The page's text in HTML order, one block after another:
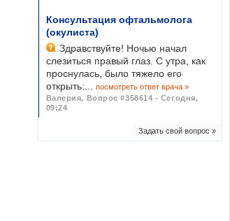
Консультация офтальмолога
(окулиста)
Здравствуйте! Ночью начал
слезиться правый глаз. С утра, как
проснулась, было тяжело его
открыть:...
посмотреть ответ врача »
Валерия, Вопрос #358614 - Сегодня,
09:24
Задать свой вопрос »